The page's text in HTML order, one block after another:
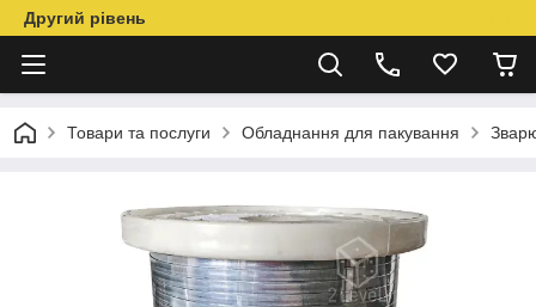
Другий рівень
Товари та послуги Обладнання для пакування